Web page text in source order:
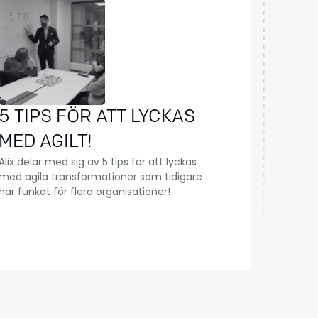
TIPS FÖR ATT LYCKAS
AGILT!
delar med sig av 5 tips för att lyckas
agila transformationer som tidigare
funkat för flera organisationer!